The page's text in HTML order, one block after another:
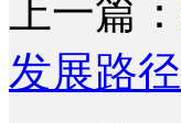
上一篇：
发展路径